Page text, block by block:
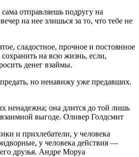
отправляешь подругу на
на нее злишься за то, что тебе не
сладостное, прочное и постоянное
на всю жизнь, если,
денег взаймы.
но ненавижу уже предавших.
ненадежна; она длится до той лишь
выгоде. Оливер Голдсмит
и прихлебатели, у человека
у человека действия —
друзья. Андре Моруа